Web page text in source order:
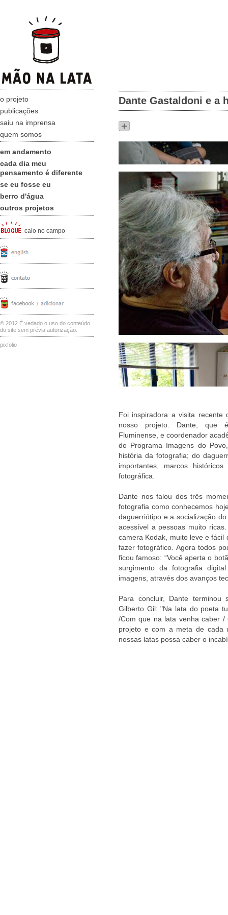
o projeto
publicações
saiu na imprensa
quem somos
em andamento
cada dia meu
pensamento é diferente
se eu fosse eu
berro d'água
outros projetos
caio no campo
© 2012 É vedado o uso do conteúdo
do site sem prévia autorização.
pixfolio
Dante Gastaldoni e a
Foi inspiradora a visita recente
nosso projeto. Dante, que
Fluminense, e coordenador
do Programa Imagens do
história da fotografia; do
importantes, marcos
fotográfica.
Dante nos falou dos três
fotografia como conhecemos
daguerriótipo e a socialização
acessível a pessoas muito
camera Kodak, muito leve e
fazer fotográfico. Agora todos
ficou famoso: “Você aperta o
surgimento da fotografia
imagens, através dos avanços
Para concluir, Dante
Gilberto Gil: "Na lata do poeta
/Com que na lata venha caber
projeto e com a meta de cada
nossas latas possa caber o